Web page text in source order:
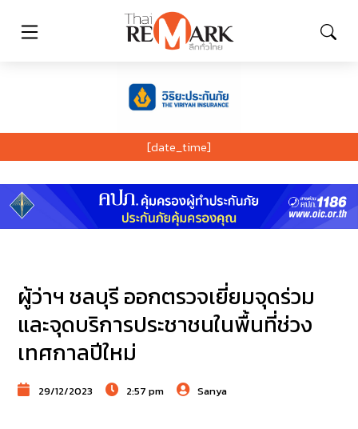
[date_time]
ผู้ว่าฯ ชลบุรี ออกตรวจเยี่ยมจุดร่วม
และจุดบริการประชาชนในพื้นที่ช่วง
เทศกาลปีใหม่
29/12/2023 2:57 pm Sanya